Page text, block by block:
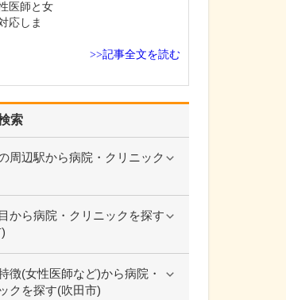
索
周辺駅から病院・クリニック
から病院・クリニックを探す
徴(女性医師など)から病院・
クを探す(吹田市)
医師と女
応しま
>>記事全文を読む